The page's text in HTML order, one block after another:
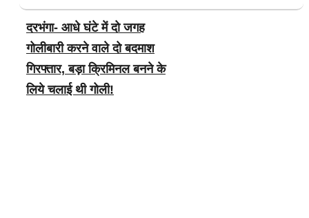
दरभंगा- आधे घंटे में दो जगह
गोलीबारी करने वाले दो बदमाश
गिरफ्तार, बड़ा क्रिमिनल बनने के
लिये चलाई थी गोली!